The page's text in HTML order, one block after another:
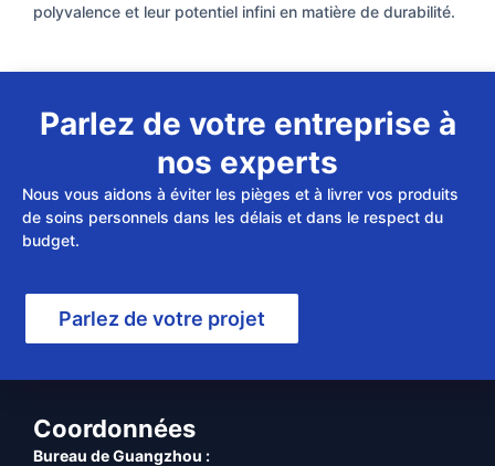
polyvalence et leur potentiel infini en matière de durabilité.
Parlez de votre entreprise à
nos experts
Nous vous aidons à éviter les pièges et à livrer vos produits
de soins personnels dans les délais et dans le respect du
budget.
Parlez de votre projet
Coordonnées
Bureau de Guangzhou :